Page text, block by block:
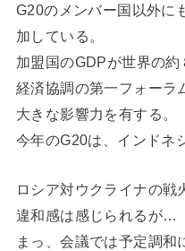
G20のメンバー国以外に
加している。
加盟国のGDPが世界の
経済協調の第一フォーラ
大きな影響力を有する。
今年のG20は、インドネ
ロシア対ウクライナの
違和感は感じられるが…
まっ、会議では予定調和